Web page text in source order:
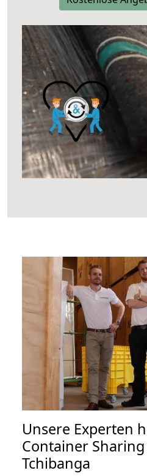
Unsere Experten
Container
Tchibanga